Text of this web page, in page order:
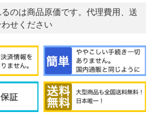
のは商品原価です。代理費用、送
せください